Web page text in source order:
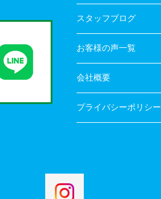
スタッフブログ
お客様の声一覧
会社概要
プライバシーポリシー